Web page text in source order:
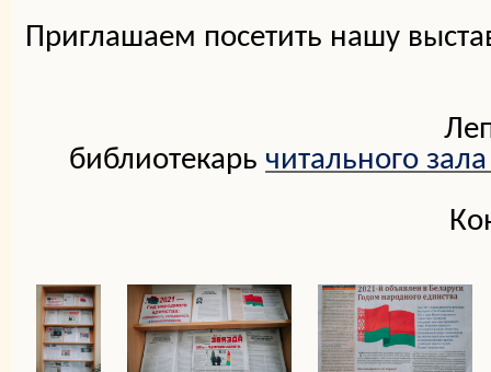
Приглашаем посетить нашу
библиотекарь читального
Контактный